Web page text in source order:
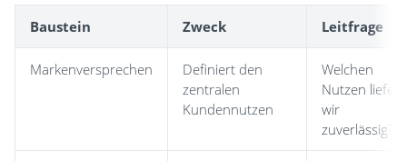
Baustein Zweck Leitfrage
Markenversprechen
Definiert den
zentralen
Kundennutzen
Welchen
Nutzen liefern
wir
zuverlässig?